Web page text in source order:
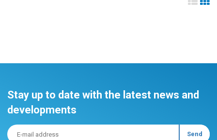
Stay up to date with the latest news and
developments